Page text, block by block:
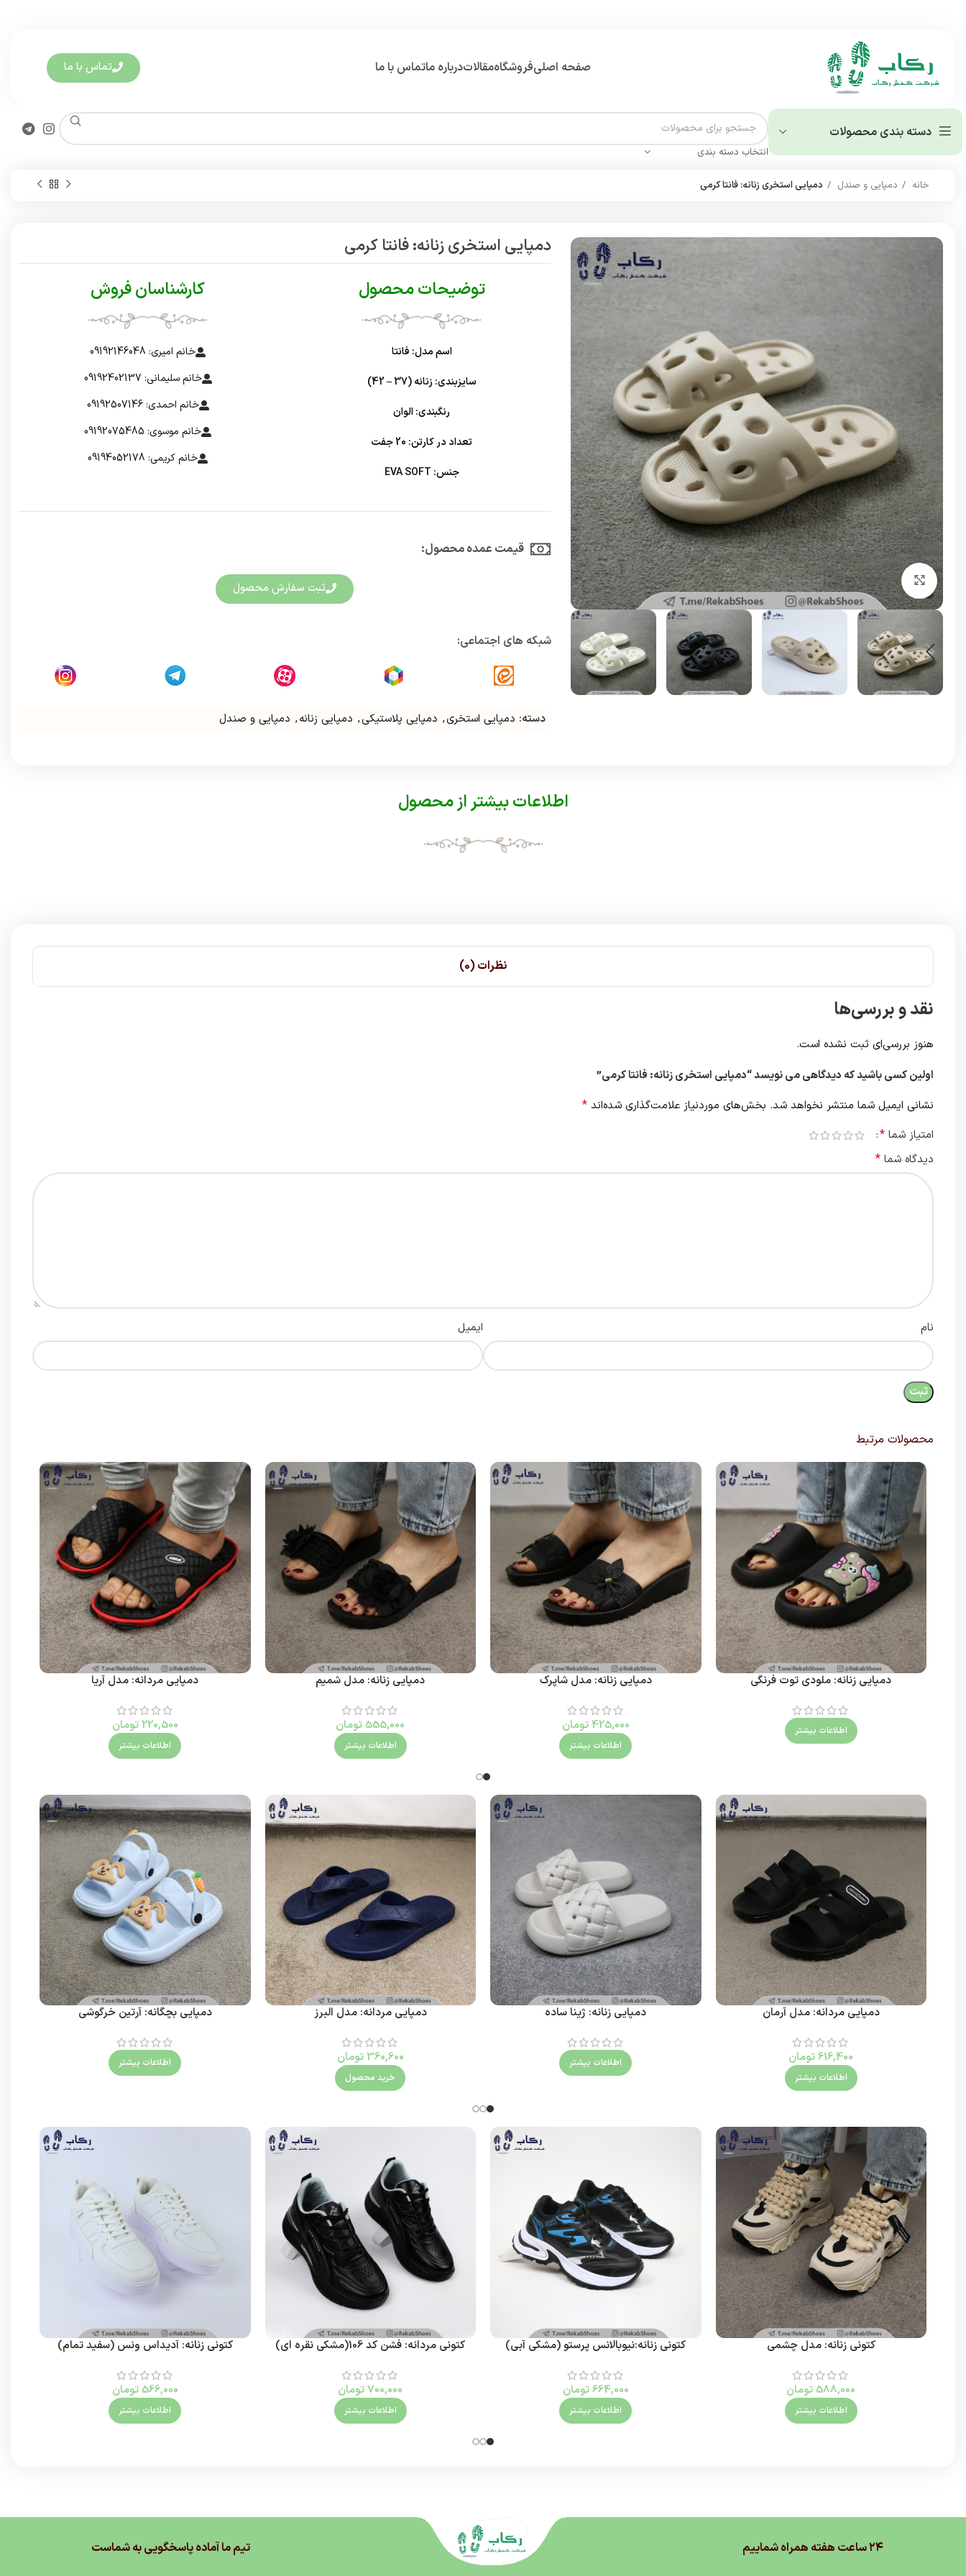
صفحه اصلیفروشگاهمقالاتدرباره ماتماس با ما تماس با ما
دسته بندی محصولات
انتخاب دسته بندی
خانه دمپایی و صندل دمپایی استخری زنانه: فانتا کرمی
برای بزرگنمایی کلیک کنید
دمپایی استخری زنانه: فانتا کرمی
توضیحات محصول
اسم مدل: فانتا
سایزبندی: زنانه (37 – 42)
رنگبندی: الوان
تعداد در کارتن: 20 جفت
جنس: EVA SOFT
کارشناسان فروش
خانم امیری: 09192146048
خانم سلیمانی: 09192402137
خانم احمدی: 09192507146
خانم موسوی: 09192075485
خانم کریمی: 09194052178
قیمت عمده محصول:​
ثبت سفارش محصول
شبکه های اجتماعی:
دسته: دمپایی استخری, دمپایی پلاستیکی, دمپایی زنانه, دمپایی و صندل
اطلاعات بیشتر از محصول
نظرات (0)
نقد و بررسی‌ها
هنوز بررسی‌ای ثبت نشده است.
اولین کسی باشید که دیدگاهی می نویسد “دمپایی استخری زنانه: فانتا کرمی”
نشانی ایمیل شما منتشر نخواهد شد. بخش‌های موردنیاز علامت‌گذاری شده‌اند *
امتیاز شما *
دیدگاه شما *
نام ایمیل
محصولات مرتبط
دمپایی زنانه: ملودی توت فرنگی
اطلاعات بیشتر
دمپایی زنانه: مدل شاپرک
425,000 تومان
اطلاعات بیشتر
دمپایی زنانه: مدل شمیم
555,000 تومان
اطلاعات بیشتر
دمپایی مردانه: مدل آریا
220,500 تومان
اطلاعات بیشتر
دمپایی مردانه: مدل آرمان
616,400تومان
اطلاعات بیشتر
دمپایی زنانه: ژینا ساده
اطلاعات بیشتر
دمپایی مردانه: مدل البرز
360,600 تومان
خرید محصول
دمپایی بچگانه: آرتین خرگوشی
اطلاعات بیشتر
کتونی زنانه: مدل چشمی
588,000 تومان
اطلاعات بیشتر
کتونی زنانه:نیوبالانس پرستو (مشکی آبی)
664,000تومان
اطلاعات بیشتر
کتونی مردانه: فشن کد 106(مشکی نقره ای)
700,000تومان
اطلاعات بیشتر
کتونی زنانه: آدیداس ونس (سفید تمام)
566,000 تومان
اطلاعات بیشتر
۲۴ ساعت هفته همراه شماییم تیم ما آماده پاسخگویی به شماست